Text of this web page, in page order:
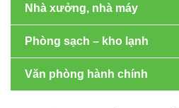
Nhà xưởng, nhà máy
Phòng sạch – kho lạnh
Văn phòng hành chính